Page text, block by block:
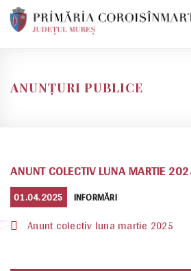
Skip
ANUNȚURI PUBLICE
ANUNT COLECTIV LUNA MARTIE
POSTED
ON
01.04.2025 CATEGORIES
INFORMĂRI
Anunt colectiv luna martie 2025